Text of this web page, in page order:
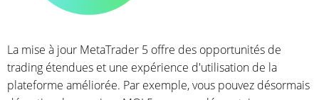
La mise à jour MetaTrader 5 offre des opportunités de
trading étendues et une expérience d'utilisation de la
plateforme améliorée. Par exemple, vous pouvez désormais